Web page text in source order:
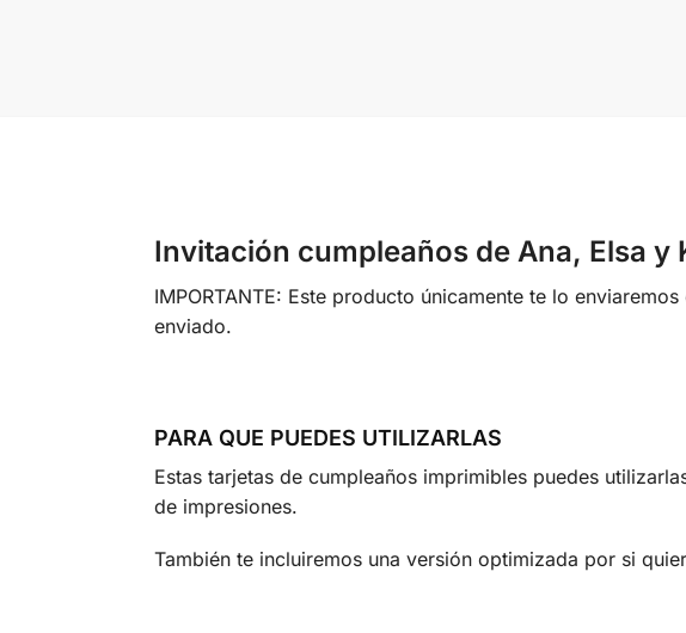
Invitación cumpleaños de Ana, Elsa
IMPORTANTE: Este producto únicamente te lo
enviado.
PARA QUE PUEDES UTILIZARLAS
Estas tarjetas de cumpleaños imprimibles puedes
de impresiones.
También te incluiremos una versión optimizada por si